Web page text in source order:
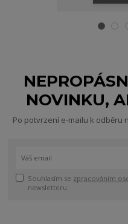
NOVINKU,
Po potvrzení e-mailu k odběru
Souhlasím se zpracováním
newsletteru.